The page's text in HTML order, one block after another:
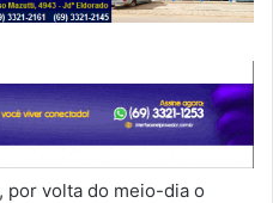
por volta do meio-dia o